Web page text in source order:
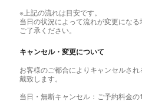
※上記の流れは目安です。
当日の状況によって流れが変更にな
ご了承ください。
キャンセル・変更について
お客様のご都合によりキャンセルさ
戴致します。
当日・無断キャンセル：ご予約料金